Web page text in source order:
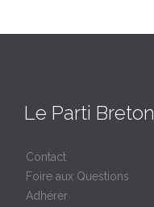
Le Parti Breton
Contact
Foire aux Questions
Adhérer